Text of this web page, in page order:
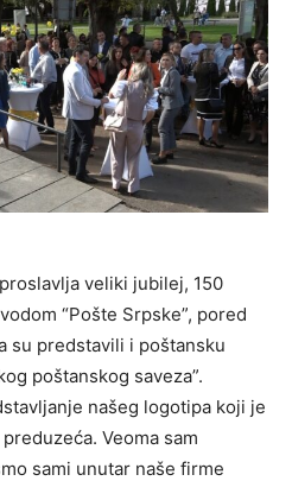
veliki jubilej, 150
“Pošte Srpske”, pored
su predstavili i poštansku
poštanskog saveza”.
našeg logotipa koji je
Veoma sam
sami unutar naše firme